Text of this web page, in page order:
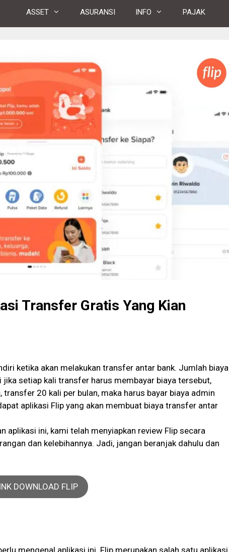
ASSET ASURANSI INFO PAJAK
Transfer Gratis Yang Kian
ketika akan melakukan transfer antar bank. Jumlah biaya
setiap kali transfer harus membayar biaya tersebut,
20 kali per bulan, maka harus bayar biaya admin
aplikasi Flip yang akan membuat biaya transfer antar
aplikasi ini, kami telah menyiapkan review Flip secara
dan kelebihannya. Jadi, jangan beranjak dahulu dan
DOWNLOAD FLIP